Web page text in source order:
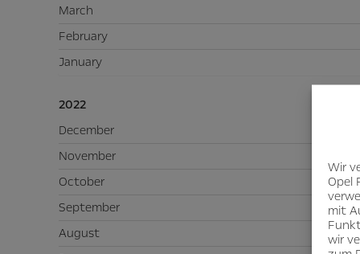
Wir
Opel
mit
wir
March
February
January
2022
December
November
October
September
August